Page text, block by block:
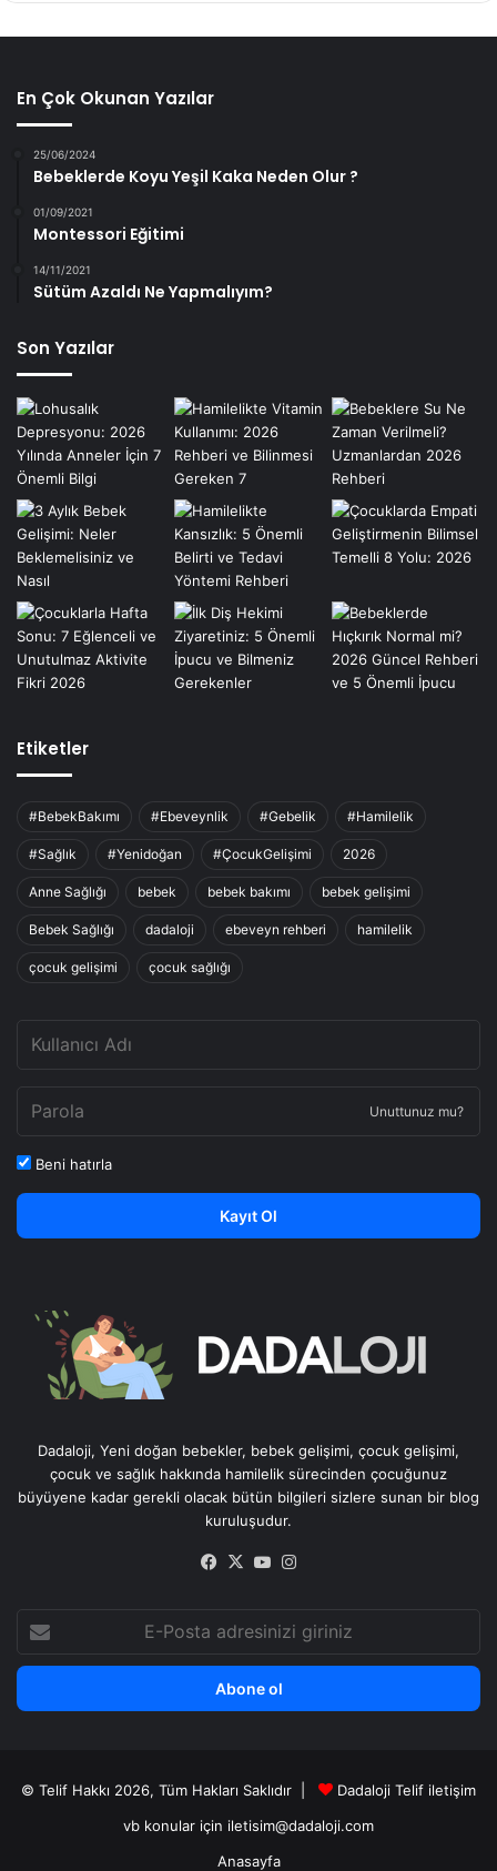
En Çok Okunan Yazılar
25/06/2024
Bebeklerde Koyu Yeşil Kaka Neden Olur ?
01/09/2021
Montessori Eğitimi
14/11/2021
Sütüm Azaldı Ne Yapmalıyım?
Son Yazılar
Etiketler
#BebekBakımı #Ebeveynlik #Gebelik #Hamilelik
#Sağlık #Yenidoğan #ÇocukGelişimi 2026
Anne Sağlığı bebek bebek bakımı bebek gelişimi
Bebek Sağlığı dadaloji ebeveyn rehberi hamilelik
çocuk gelişimi çocuk sağlığı
Unuttunuz mu?
Beni hatırla
Kayıt Ol
Dadaloji, Yeni doğan bebekler, bebek gelişimi, çocuk gelişimi,
çocuk ve sağlık hakkında hamilelik sürecinden çocuğunuz
büyüyene kadar gerekli olacak bütün bilgileri sizlere sunan bir blog
kuruluşudur.
Facebook
X YouTube
Posta
adresinizi
© Telif Hakkı 2026, Tüm Hakları Saklıdır |
Dadaloji Telif iletişim
vb konular için iletisim@dadaloji.com
Anasayfa